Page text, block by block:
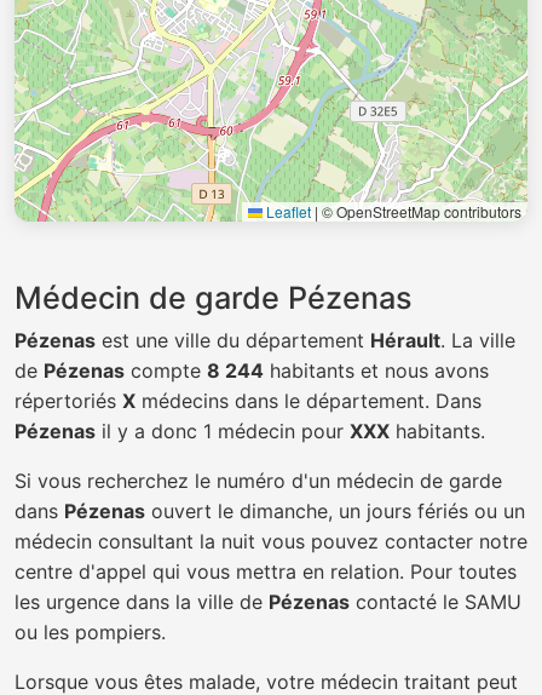
Leaflet | © OpenStreetMap contributors
Médecin de garde Pézenas
Pézenas est une ville du département Hérault. La ville
de Pézenas compte 8 244 habitants et nous avons
répertoriés X médecins dans le département. Dans
Pézenas il y a donc 1 médecin pour XXX habitants.
Si vous recherchez le numéro d'un médecin de garde
dans Pézenas ouvert le dimanche, un jours fériés ou un
médecin consultant la nuit vous pouvez contacter notre
centre d'appel qui vous mettra en relation. Pour toutes
les urgence dans la ville de Pézenas contacté le SAMU
ou les pompiers.
Lorsque vous êtes malade, votre médecin traitant peut